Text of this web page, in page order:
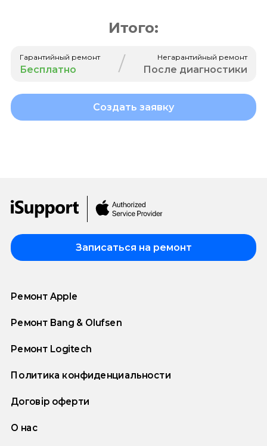
Итого:
Гарантийный ремонт
Бесплатно / Негарантийный ремонт
После диагностики
Создать заявку
Записаться на ремонт
Ремонт Apple
Ремонт Bang & Olufsen
Ремонт Logitech
Политика конфиденциальности
Договір оферти
О нас